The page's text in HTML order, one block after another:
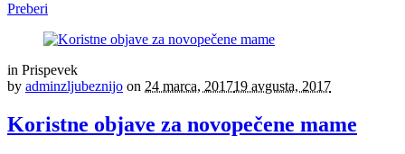
Preberi
in Prispevek
by adminzljubeznijo on 24 marca, 201719 avgusta, 2017
Koristne objave za novopečene mame